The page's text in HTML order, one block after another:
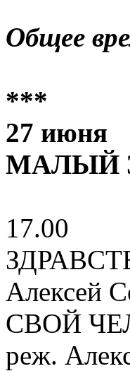
Общее
***
27 июня
МАЛЫЙ
17.00
Алексей
СВОЙ
реж.